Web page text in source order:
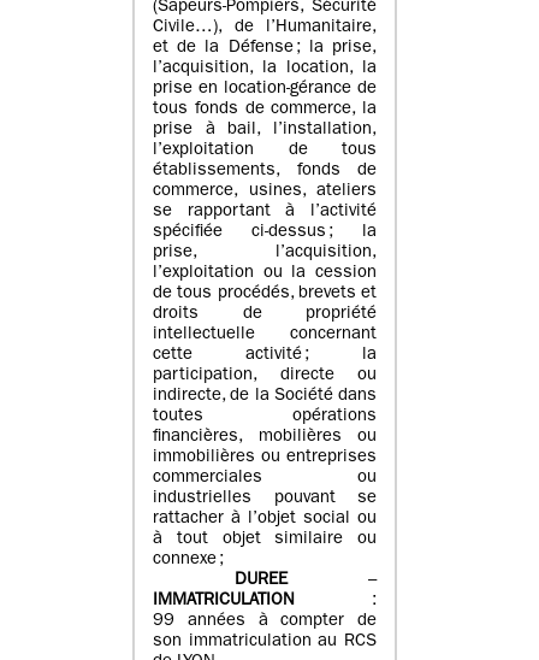
(Sapeurs-Pompiers, Sécurité
Civile…), de l’Humanitaire,
et de la Défense ; la prise,
l’acquisition, la location, la
prise en location-gérance de
tous fonds de commerce, la
prise à bail, l’installation,
l’exploitation de tous
établissements, fonds de
commerce, usines, ateliers
se rapportant à l’activité
spécifiée ci-dessus ; la
prise, l’acquisition,
l’exploitation ou la cession
de tous procédés, brevets et
droits de propriété
intellectuelle concernant
cette activité ; la
participation, directe ou
indirecte, de la Société dans
toutes opérations
financières, mobilières ou
immobilières ou entreprises
commerciales ou
industrielles pouvant se
rattacher à l’objet social ou
à tout objet similaire ou
connexe ;
DUREE–
IMMATRICULATION :
99 années à compter de
son immatriculation au RCS